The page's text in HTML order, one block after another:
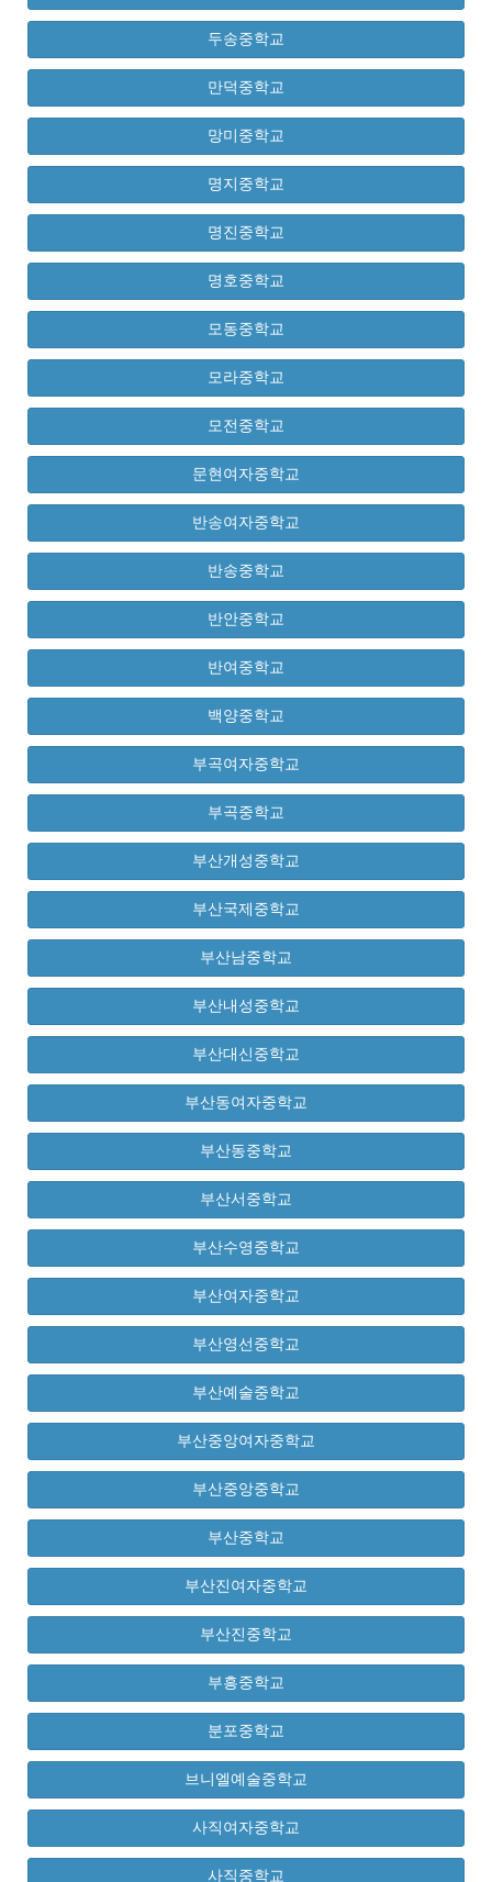
두송중학교
만덕중학교
망미중학교
명지중학교
명진중학교
명호중학교
모동중학교
모라중학교
모전중학교
문현여자중학교
반송여자중학교
반송중학교
반안중학교
반여중학교
백양중학교
부곡여자중학교
부곡중학교
부산개성중학교
부산국제중학교
부산남중학교
부산내성중학교
부산대신중학교
부산동여자중학교
부산동중학교
부산서중학교
부산수영중학교
부산여자중학교
부산영선중학교
부산예술중학교
부산중앙여자중학교
부산중앙중학교
부산중학교
부산진여자중학교
부산진중학교
부흥중학교
분포중학교
브니엘예술중학교
사직여자중학교
사직중학교